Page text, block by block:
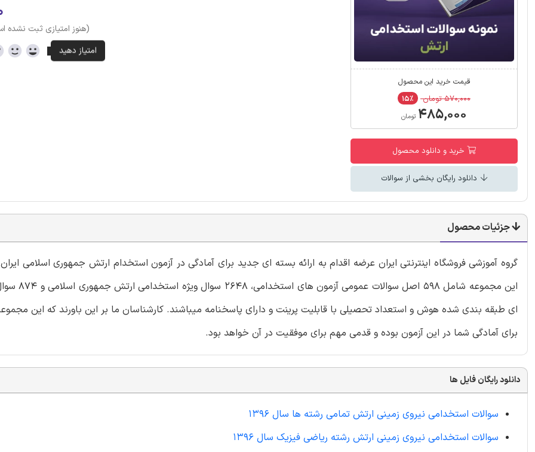
قیمت خرید این محصول
۵۷۰,۰۰۰ تومان ۱۵٪
۴۸۵,۰۰۰ تومان
خرید و دانلود محصول
دانلود رایگان بخشی از سوالات
(هنوز امتیازی ثبت نشده
جزئیات محصول
گروه آموزشی فروشگاه اینترنتی ایران عرضه اقدام به ارائه بسته ای جدید برای آمادگی در آزمون استخدام ارتش جمهوری اسلامی
این مجموعه شامل 598 اصل
ای طبقه بندی شده هوش و استعداد تحصیلی با قابلیت پرینت و دارای پاسخنامه میباشند. کارشناسان ما بر این باورند که این
برای آمادگی شما در این آزمون بوده و قدمی مهم برای موفقیت در آن خواهد بود.
دانلود رایگان فایل ها
سوالات استخدامی نیروی زمینی ارتش تمامی رشته ها سال 1396
سوالات استخدامی نیروی زمینی ارتش رشته ریاضی فیزیک سال 1396